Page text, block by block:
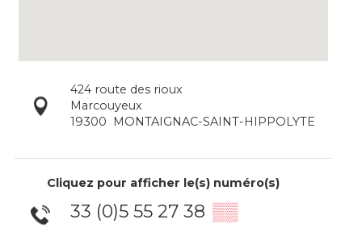
424 route des rioux
Marcouyeux
19300
MONTAIGNAC-SAINT-HIPPOLYTE
Cliquez pour afficher le(s) numéro(s)
33 (0)5 55 27 38 ▒▒